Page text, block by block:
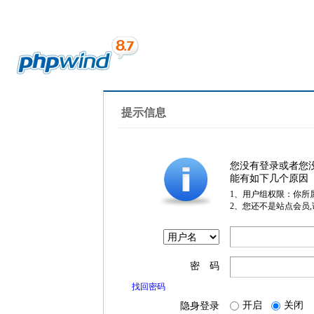
提示信息
您没有登录或者您
能有如下几个原因
1、用户组权限：你所
2、您还不是站点会员
密 码
找回密码
隐身登录 开启 关闭